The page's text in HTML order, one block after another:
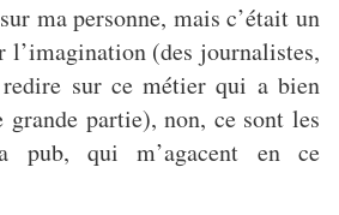
ma personne, mais c’était un
l’imagination (des journalistes,
sur ce métier qui a bien
grande partie), non, ce sont les
pub, qui m’agacent en ce